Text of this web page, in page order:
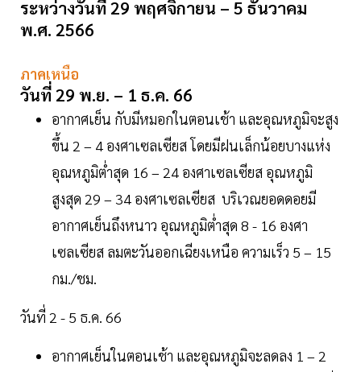
ระหว่างวันที่ 29 พฤศจิกายน – 5 ธันวาคม
พ.ศ. 2566
ภาคเหนือ
วันที่ 29 พ.ย. – 1 ธ.ค. 66
อากาศเย็น กับมีหมอกในตอนเช้า และอุณหภูมิจะสูง
ขึ้น 2 – 4 องศาเซลเซียส โดยมีฝนเล็กน้อยบางแห่ง
อุณหภูมิต่ำสุด 16 – 24 องศาเซลเซียส อุณหภูมิ
สูงสุด 29 – 34 องศาเซลเซียส บริเวณยอดดอยมี
อากาศเย็นถึงหนาว อุณหภูมิต่ำสุด 8 - 16 องศา
เซลเซียส ลมตะวันออกเฉียงเหนือ ความเร็ว 5 – 15
กม./ชม.
วันที่ 2 - 5 ธ.ค. 66
อากาศเย็นในตอนเช้า และอุณหภูมิจะลดลง 1 – 2